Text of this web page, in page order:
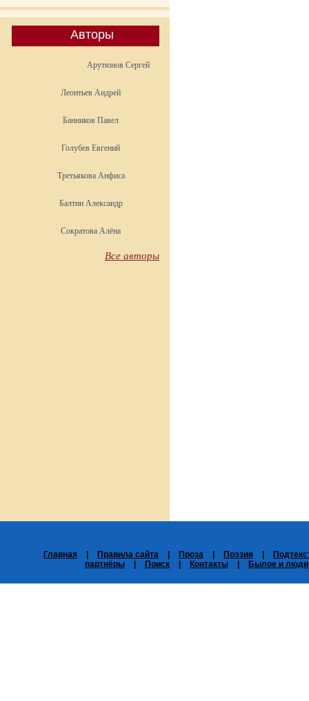
Авторы
Арутюнов Сергей
Леонтьев Андрей
Банников Павел
Голубев Евгений
Третьякова Анфиса
Балтин Александр
Сократова Алёна
Все авторы
Главная Правила сайта Проза Поэзия
партнёры
Поиск Контакты Былое и люди